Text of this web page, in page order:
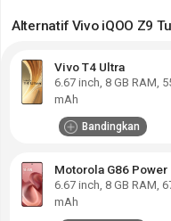
Alternatif Vivo iQOO Z9
Vivo T4 Ultra
6.67 inch, 8 GB RAM
mAh
Bandingkan
Motorola G86 Power
6.67 inch, 8 GB RAM
mAh